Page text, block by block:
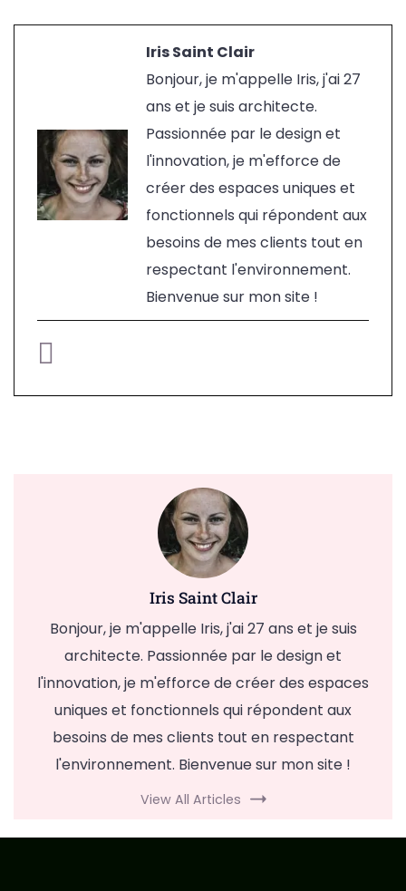
Iris Saint Clair
Bonjour, je m'appelle Iris, j'ai 27
ans et je suis architecte.
Passionnée par le design et
l'innovation, je m'efforce de
créer des espaces uniques et
fonctionnels qui répondent aux
besoins de mes clients tout en
respectant l'environnement.
Bienvenue sur mon site !
Iris Saint Clair
Bonjour, je m'appelle Iris, j'ai 27 ans et je suis
architecte. Passionnée par le design et
l'innovation, je m'efforce de créer des espaces
uniques et fonctionnels qui répondent aux
besoins de mes clients tout en respectant
l'environnement. Bienvenue sur mon site !
View All Articles